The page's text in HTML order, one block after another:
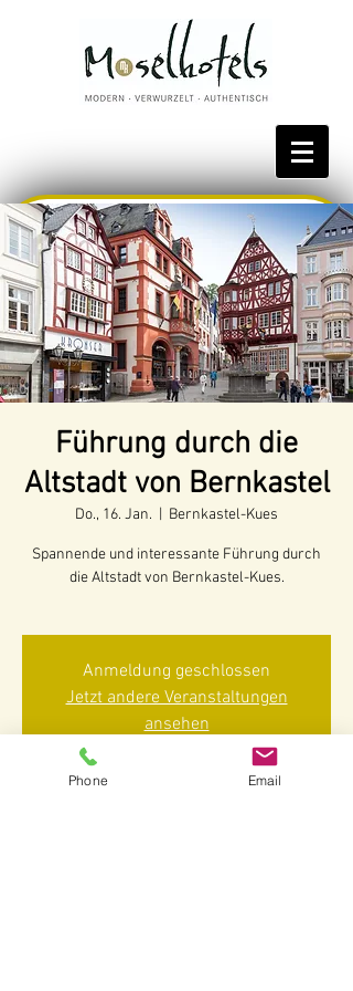
Bestpreis reservieren
Führung durch die
Altstadt von Bernkastel
Do., 16. Jan. Bernkastel-Kues
Spannende und interessante Führung durch
die Altstadt von Bernkastel-Kues.
Anmeldung geschlossen
Jetzt andere Veranstaltungen
ansehen
Phone Email